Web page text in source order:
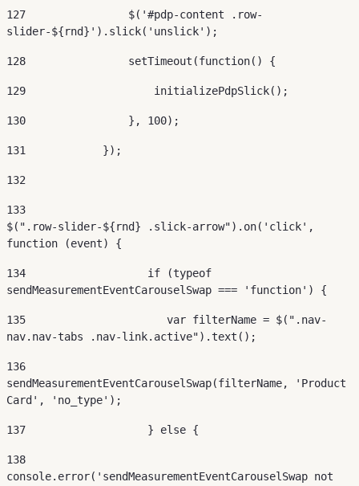
127
                $('#pdp-content .row-
slider-${rnd}').slick('unslick');
128
                setTimeout(function() {
129
                    initializePdpSlick();
130
                }, 100);
131
            });
132
133
$(".row-slider-${rnd} .slick-arrow").on('click',
function (event) {
134
                   if (typeof
sendMeasurementEventCarouselSwap === 'function') {
135
                      var filterName = $(".nav-
nav.nav-tabs .nav-link.active").text();
136
sendMeasurementEventCarouselSwap(filterName, 'Product
Card', 'no_type');
137
                   } else {
138
console.error('sendMeasurementEventCarouselSwap not